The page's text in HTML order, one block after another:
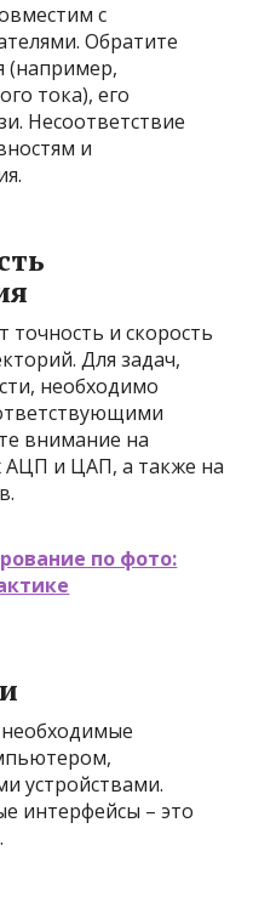
с
Обратите
(например,
тока), его
Несоответствие
и
и скорость
Для задач,
необходимо
внимание на
АЦП и ЦАП, а также на
по фото:
устройствами.
интерфейсы – это